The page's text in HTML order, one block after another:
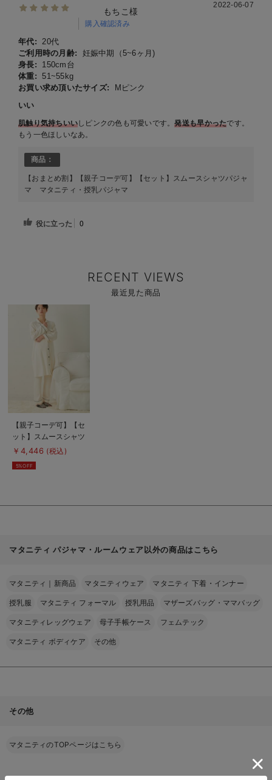
もちこ様
購入確認済み
2022-06-07
年代: 20代
ご利用時の月齢:
妊娠中期（5~6ヶ月)
身長:
150cm台
体重: 51~55kg
お買い求め頂いたサイズ:
Mピンク
いい
肌触り気持ちいい しピンクの色も可愛いです。発送も早かったです。
もう一色ほしいなあ。
商品：
【おまとめ割】【親子コーデ可】【セット】スムースシャツパジャ
マ マタニティ・授乳パジャマ
役に立った 0
RECENT VIEWS
最近見た商品
商
品
詳
を
見
る
【親子コーデ可】【セ
ット】スムースシャツ
パジャマ マタニテ
￥4,446 (税込)
5%OFF
マタニティ パジャマ・ルームウェア以外の商品はこちら
マタニティ｜新商品 マタニティウェア マタニティ 下着・インナー
授乳服 マタニティ フォーマル 授乳用品 マザーズバッグ・ママバッグ
マタニティレッグウェア 母子手帳ケース フェムテック
マタニティ ボディケア その他
その他
マタニティのTOPページはこちら